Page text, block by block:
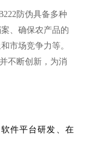
防伪具备多种
、确保农产品的
市场竞争力等。
不断创新，为消
件平台研发、在